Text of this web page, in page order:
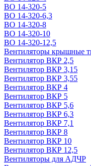
ВО 14-320-5
ВО 14-320-6,3
ВО 14-320-8
ВО 14-320-10
ВО 14-320-12,5
Вентиляторы крышные
Вентилятор ВКР 2,5
Вентилятор ВКР 3,15
Вентилятор ВКР 3,55
Вентилятор ВКР 4
Вентилятор ВКР 5
Вентилятор ВКР 5,6
Вентилятор ВКР 6,3
Вентилятор ВКР 7,1
Вентилятор ВКР 8
Вентилятор ВКР 10
Вентилятор ВКР 12,5
Вентиляторы для АДЧР